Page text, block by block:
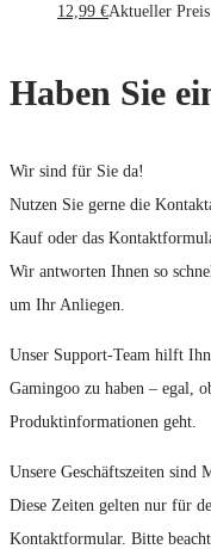
12,99 €Aktueller
Haben Sie
Wir sind für Sie da!
Nutzen Sie gerne die
Kauf oder das
Wir antworten Ihnen so
um Ihr Anliegen.
Unser Support-Team hilft
Gamingoo zu haben – egal,
Produktinformationen geht.
Unsere Geschäftszeiten sind
Diese Zeiten gelten nur für
Kontaktformular. Bitte